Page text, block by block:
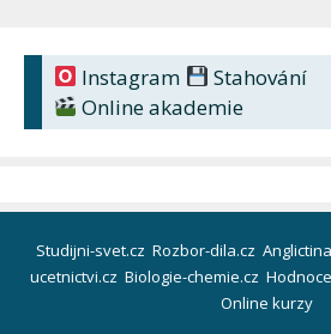
Instagram
Stahování
Online akademie
Studijni-svet.cz Rozbor-dila.cz
ucetnictvi.cz Biologie-chemie.cz
Online kurzy